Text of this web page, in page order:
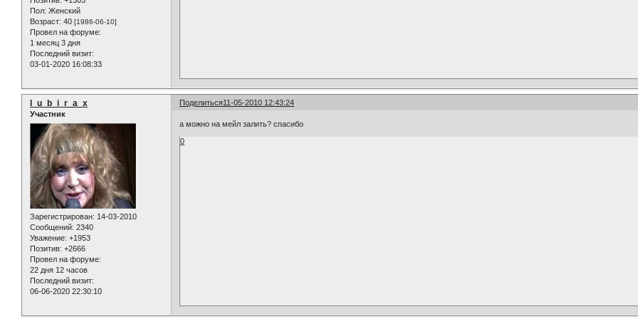
Пол: Женский
Возраст: 40 [1986-06-10]
Провел на форуме:
1 месяц 3 дня
Последний визит:
03-01-2020 16:08:33
Поделиться11-05-2010 12:43:24
l_u_b_i_r_a_x
Участник
Зарегистрирован: 14-03-2010
Сообщений: 2340
Уважение: +1953
Позитив: +2666
Провел на форуме:
22 дня 12 часов
Последний визит:
06-06-2020 22:30:10
а можно на мейл залить? спасибо
0